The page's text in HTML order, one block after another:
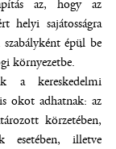
az, hogy az
helyi sajátosságra
épül be
környezetbe.
a kereskedelmi
okot adhatnak: az
körzetében,
esetében, illetve